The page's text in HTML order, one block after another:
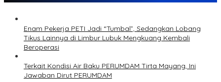
Enam Pekerja PETI Jadi “Tumbal”, Sedangkan Lobang
Tikus Lainnya di Limbur Lubuk Mengkuang Kembali
Beroperasi
Terkait Kondisi Air Baku PERUMDAM Tirta Mayang, Ini
Jawaban Dirut PERUMDAM